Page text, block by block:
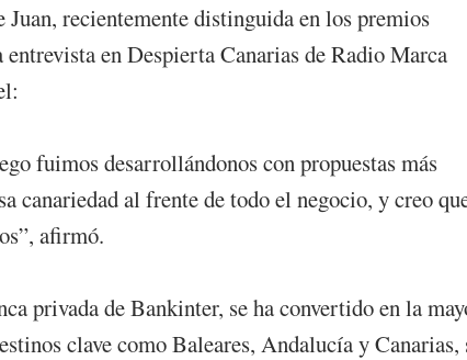
recientemente distinguida en los premios
en Despierta Canarias de Radio Marca
fuimos desarrollándonos con propuestas más
canariedad al frente de todo el negocio, y creo
afirmó.
privada de Bankinter, se ha convertido en la
clave como Baleares, Andalucía y Canarias,